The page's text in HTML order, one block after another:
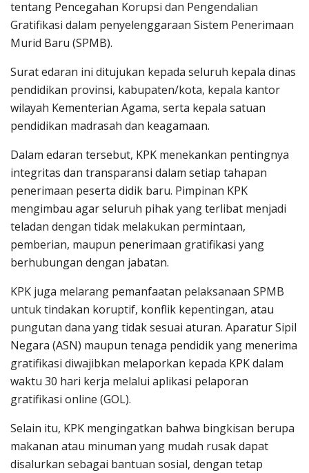
tentang Pencegahan Korupsi dan Pengendalian
Gratifikasi dalam penyelenggaraan Sistem Penerimaan
Murid Baru (SPMB).
Surat edaran ini ditujukan kepada seluruh kepala dinas
pendidikan provinsi, kabupaten/kota, kepala kantor
wilayah Kementerian Agama, serta kepala satuan
pendidikan madrasah dan keagamaan.
Dalam edaran tersebut, KPK menekankan pentingnya
integritas dan transparansi dalam setiap tahapan
penerimaan peserta didik baru. Pimpinan KPK
mengimbau agar seluruh pihak yang terlibat menjadi
teladan dengan tidak melakukan permintaan,
pemberian, maupun penerimaan gratifikasi yang
berhubungan dengan jabatan.
KPK juga melarang pemanfaatan pelaksanaan SPMB
untuk tindakan koruptif, konflik kepentingan, atau
pungutan dana yang tidak sesuai aturan. Aparatur Sipil
Negara (ASN) maupun tenaga pendidik yang menerima
gratifikasi diwajibkan melaporkan kepada KPK dalam
waktu 30 hari kerja melalui aplikasi pelaporan
gratifikasi online (GOL).
Selain itu, KPK mengingatkan bahwa bingkisan berupa
makanan atau minuman yang mudah rusak dapat
disalurkan sebagai bantuan sosial, dengan tetap